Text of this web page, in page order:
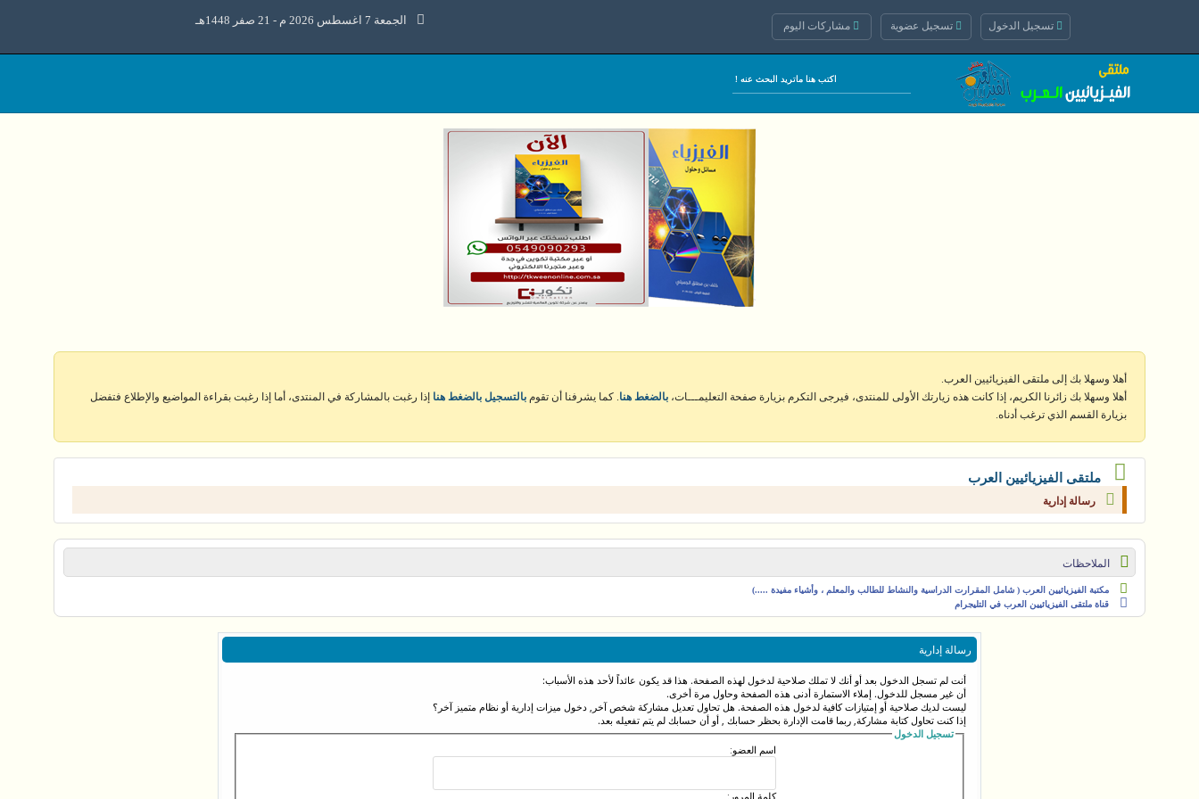
تسجيل الدخول تسجيل عضوية مشاركات اليوم الجمعة 7 اغسطس 2026 م - 21 صفر 1448هـ
أهلا وسهلا بك إلى ملتقى الفيزيائيين العرب.
أهلا وسهلا بك زائرنا الكريم، إذا كانت هذه زيارتك الأولى للمنتدى، فيرجى التكرم بزيارة صفحة التعليمـــات، بالضغط هنا . كما يشرفنا أن تقوم بالتسجيل بالضغط هنا إذا رغبت بالمشاركة في المنتدى، أما إذا رغبت بقراءة المواضيع والإطلاع فتفضل
بزيارة القسم الذي ترغب أدناه.
ملتقى الفيزيائيين العرب
رسالة إدارية
الملاحظات
مكتبة الفيزيائيين العرب ( شامل المقرارت الدراسية والنشاط للطالب والمعلم ، وأشياء مفيدة .....)
قناة ملتقى الفيزيائيين العرب في التليجرام
رسالة إدارية
أنت لم تسجل الدخول بعد أو أنك لا تملك صلاحية لدخول لهذه الصفحة. هذا قد يكون عائداً لأحد هذه الأسباب:
أن غير مسجل للدخول. إملاء الاستمارة أدنى هذه الصفحة وحاول مرة أخرى.
ليست لديك صلاحية أو إمتيازات كافية لدخول هذه الصفحة. هل تحاول تعديل مشاركة شخص آخر, دخول ميزات إدارية أو نظام متميز آخر؟
إذا كنت تحاول كتابة مشاركة, ربما قامت الإدارة بحظر حسابك , أو أن حسابك لم يتم تفعيله بعد.
تسجيل الدخول
اسم العضو:
كلمة المرور: